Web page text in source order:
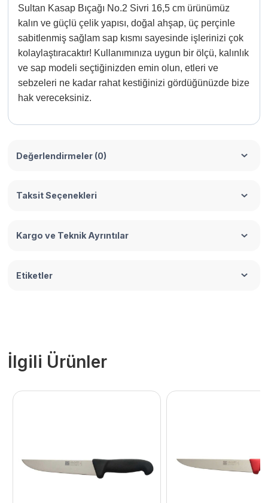
Sultan Kasap Bıçağı No.2 Sivri 16,5 cm ürünümüz
kalın ve güçlü çelik yapısı, doğal ahşap, üç perçinle
sabitlenmiş sağlam sap kısmı sayesinde işlerinizi çok
kolaylaştıracaktır! Kullanımınıza uygun bir ölçü, kalınlık
ve sap modeli seçtiğinizden emin olun, etleri ve
sebzeleri ne kadar rahat kestiğinizi gördüğünüzde bize
hak vereceksiniz.
Değerlendirmeler (0)
Taksit Seçenekleri
Kargo ve Teknik Ayrıntılar
Etiketler
İlgili Ürünler